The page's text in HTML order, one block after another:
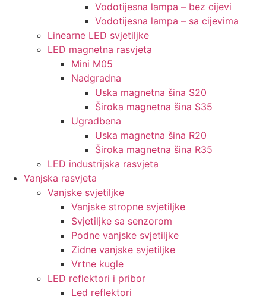
Vodotijesna lampa – bez cijevi
Vodotijesna lampa – sa cijevima
Linearne LED svjetiljke
LED magnetna rasvjeta
Mini M05
Nadgradna
Uska magnetna šina S20
Široka magnetna šina S35
Ugradbena
Uska magnetna šina R20
Široka magnetna šina R35
LED industrijska rasvjeta
Vanjska rasvjeta
Vanjske svjetiljke
Vanjske stropne svjetiljke
Svjetiljke sa senzorom
Podne vanjske svjetiljke
Zidne vanjske svjetiljke
Vrtne kugle
LED reflektori i pribor
Led reflektori